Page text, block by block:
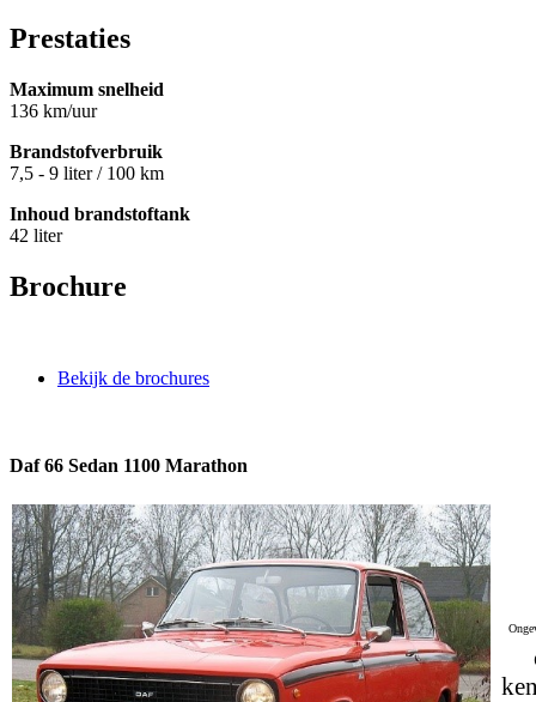
Prestaties
Maximum snelheid
136 km/uur
Brandstofverbruik
7,5 - 9 liter / 100 km
Inhoud brandstoftank
42 liter
Brochure
Bekijk de brochures
Daf 66 Sedan 1100 Marathon